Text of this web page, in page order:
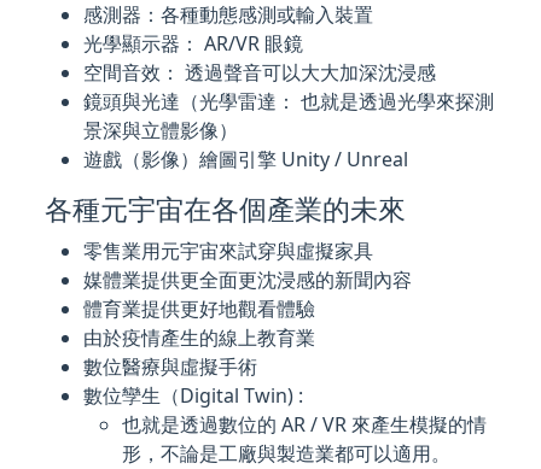
感測器：各種動態感測或輸入裝置
光學顯示器： AR/VR 眼鏡
空間音效： 透過聲音可以大大加深沈浸感
鏡頭與光達（光學雷達： 也就是透過光學來探測
景深與立體影像）
遊戲（影像）繪圖引擎 Unity / Unreal
各種元宇宙在各個產業的未來
零售業用元宇宙來試穿與虛擬家具
媒體業提供更全面更沈浸感的新聞內容
體育業提供更好地觀看體驗
由於疫情產生的線上教育業
數位醫療與虛擬手術
數位孿生（Digital Twin) :
也就是透過數位的 AR / VR 來產生模擬的情
形，不論是工廠與製造業都可以適用。